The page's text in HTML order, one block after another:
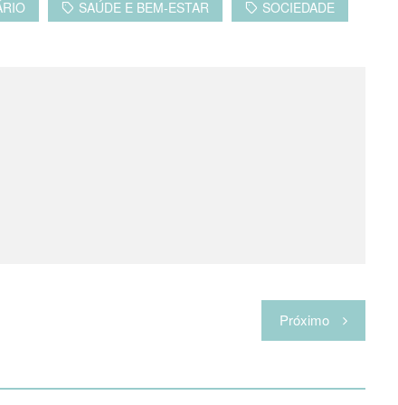
SAÚDE E BEM-ESTAR SOCIEDADE
Próximo